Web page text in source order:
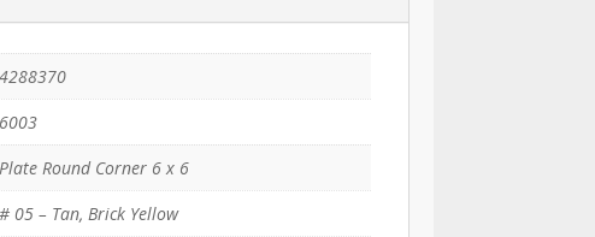
4288370
6003
Plate Round Corner 6 x 6
# 05 – Tan, Brick Yellow